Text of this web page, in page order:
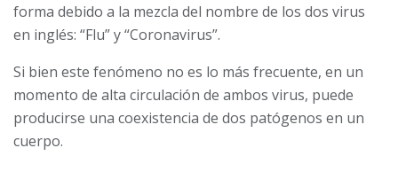
forma debido a la mezcla del nombre de los dos virus
en inglés: “Flu” y “Coronavirus”.
Si bien este fenómeno no es lo más frecuente, en un
momento de alta circulación de ambos virus, puede
producirse una coexistencia de dos patógenos en un
cuerpo.